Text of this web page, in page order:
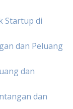
Startup di
dan Peluang
dan
dan